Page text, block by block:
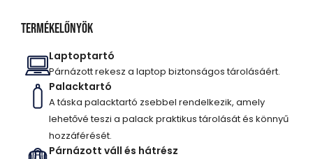
Termékelőnyök
Laptoptartó
Párnázott rekesz a laptop biztonságos tárolásáért.
Palacktartó
A táska palacktartó zsebbel rendelkezik, amely
lehetővé teszi a palack praktikus tárolását és könnyű
hozzáférését.
Párnázott váll és hátrész